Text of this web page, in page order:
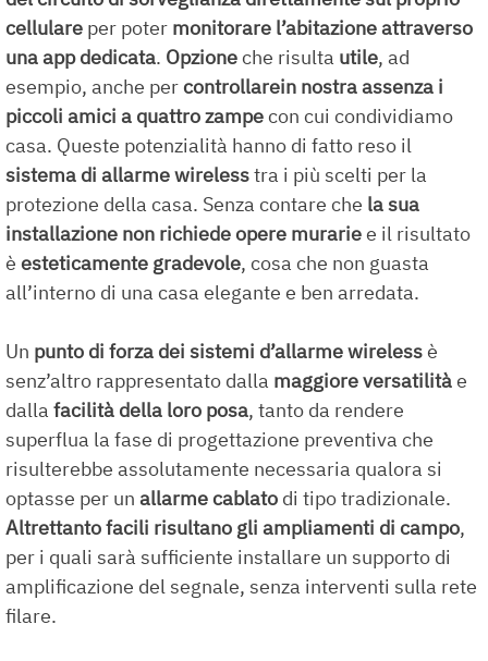
cellulare per poter monitorare l’abitazione attraverso
una app dedicata. Opzioneche risulta utile, ad
esempio, anche percontrollarein nostra assenza i
piccoli amici a quattro zampecon cui condividiamo
casa. Queste potenzialità hanno di fatto reso il
sistema di allarme wirelesstra i più scelti per la
protezione della casa. Senza contare che la sua
installazione non richiede opere murariee il risultato
è esteticamente gradevole, cosa che non guasta
all’interno di una casa elegante e ben arredata.
Un punto di forza dei sistemi d’allarme wirelessè
senz’altro rappresentato dalla maggiore versatilitàe
dalla facilità della loro posa, tanto da rendere
superflua la fase di progettazione preventiva che
risulterebbe assolutamente necessaria qualora si
optasse per un allarme cablato di tipo tradizionale.
Altrettanto facili risultano gli ampliamenti di campo,
per i quali sarà sufficiente installare un supporto di
amplificazione del segnale, senza interventi sulla rete
filare.